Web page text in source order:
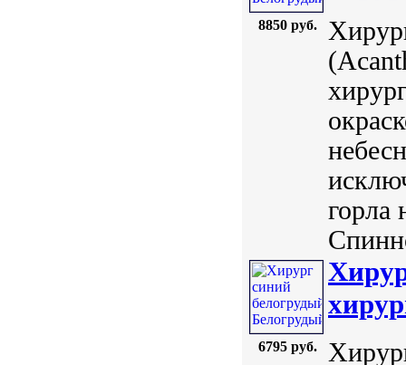
8850 руб.
горла
6795 руб.